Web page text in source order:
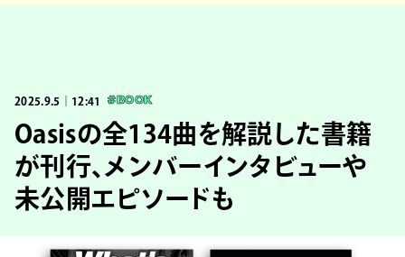
2025.9.5｜12:41 #BOOK
Oasisの全134曲を解説した書籍
が刊行、メンバーインタビューや
未公開エピソードも